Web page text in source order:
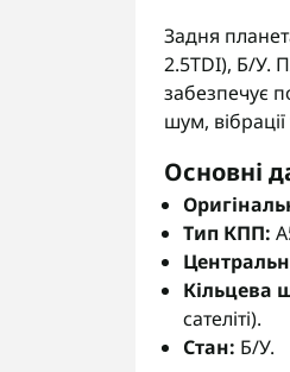
Задня
2.5TDI), Б/У.
забезпечує
шум,
Основні
Тип КПП:
Кільцева
сателіті).
Стан: Б/У.